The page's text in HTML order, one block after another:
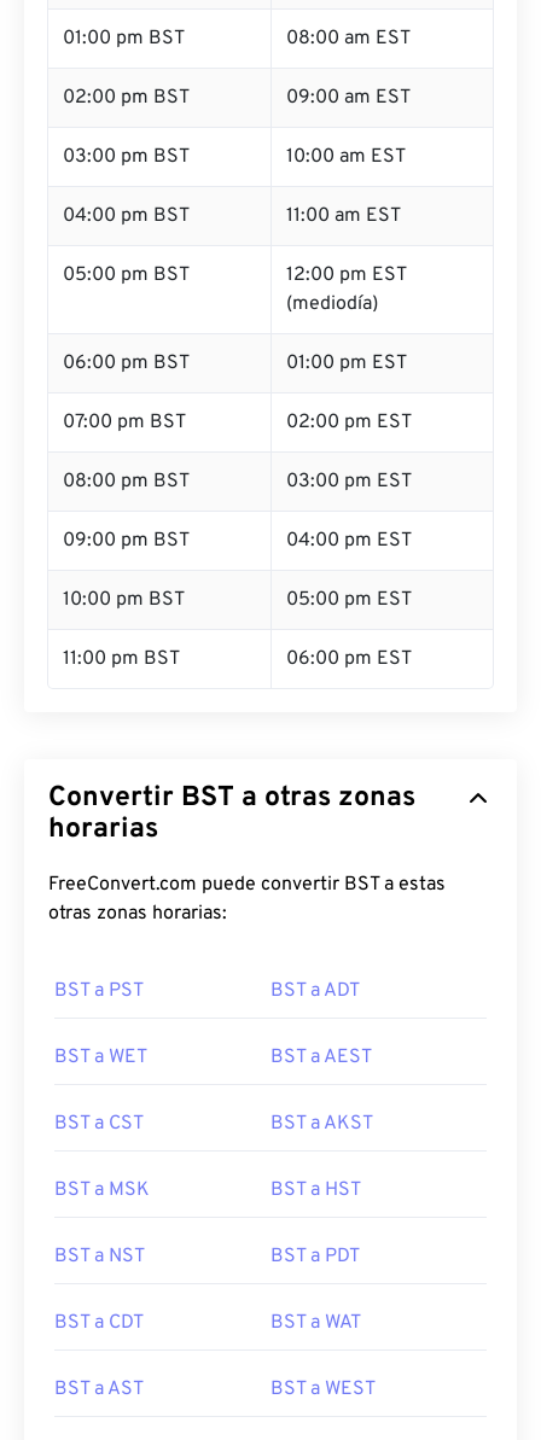
01:00 pm BST 08:00 am EST
02:00 pm BST 09:00 am EST
03:00 pm BST 10:00 am EST
04:00 pm BST 11:00 am EST
05:00 pm BST
12:00 pm EST
(mediodía)
06:00 pm BST 01:00 pm EST
07:00 pm BST 02:00 pm EST
08:00 pm BST 03:00 pm EST
09:00 pm BST 04:00 pm EST
10:00 pm BST 05:00 pm EST
11:00 pm BST 06:00 pm EST
Convertir BST a otras zonas
horarias
FreeConvert.com puede convertir BST a estas
otras zonas horarias:
BST a PST BST a ADT
BST a WET BST a AEST
BST a CST BST a AKST
BST a MSK BST a HST
BST a NST BST a PDT
BST a CDT BST a WAT
BST a AST BST a WEST